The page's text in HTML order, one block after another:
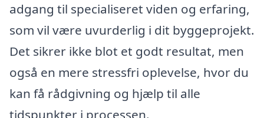
adgang til specialiseret viden og erfaring,
som vil være uvurderlig i dit byggeprojekt.
Det sikrer ikke blot et godt resultat, men
også en mere stressfri oplevelse, hvor du
kan få rådgivning og hjælp til alle
tidspunkter i processen.